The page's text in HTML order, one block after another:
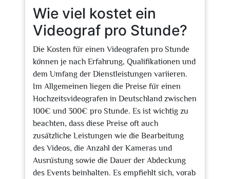
Wie viel kostet ein
Videograf pro Stunde?
Die Kosten für einen Videografen pro Stunde
können je nach Erfahrung, Qualifikationen und
dem Umfang der Dienstleistungen variieren.
Im Allgemeinen liegen die Preise für einen
Hochzeitsvideografen in Deutschland zwischen
100€ und 300€ pro Stunde. Es ist wichtig zu
beachten, dass diese Preise oft auch
zusätzliche Leistungen wie die Bearbeitung
des Videos, die Anzahl der Kameras und
Ausrüstung sowie die Dauer der Abdeckung
des Events beinhalten. Es empfiehlt sich, vorab